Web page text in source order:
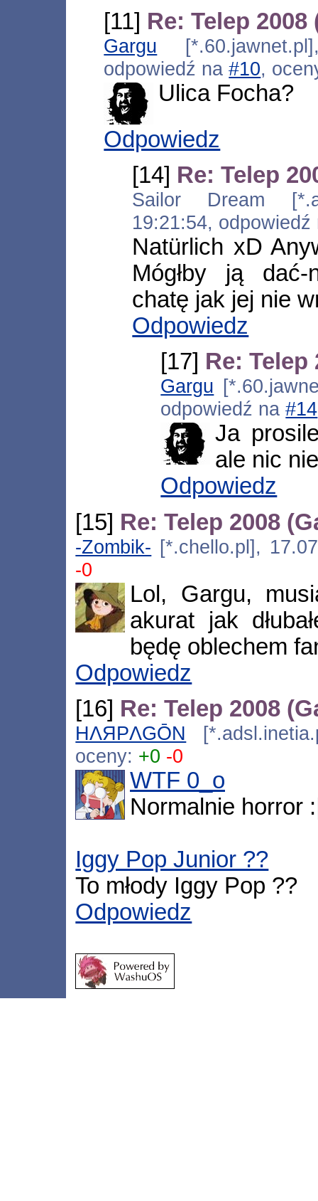
[11] Re: Telep 2008
Gargu
odpowiedź na#10,
Ulica Focha?
Odpowiedz
[14] Re: Telep
Sailor Dream
19:21:54,
Natürlich xD
Mógłby ją
chatę jak jej nie
Odpowiedz
[17] Re: Telep
Gargu
odpowiedź na#14
Ja
ale nic
Odpowiedz
[15] Re: Telep 2008
-Zombik- [*.chello.pl],
-0
Lol, Gargu,
akurat jak
będę oblechem
Odpowiedz
[16] Re: Telep 2008
HΛЯPΛGŌN
oceny: +0 -0
WTF 0_o
Normalnie horror
Iggy Pop Junior ??
To młody Iggy Pop ??
Odpowiedz